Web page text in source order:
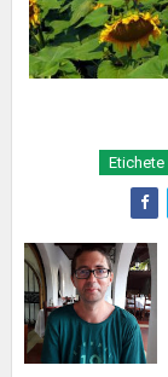
Etichete